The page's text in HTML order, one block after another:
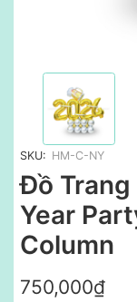
SKU: HM-C-NY
Đồ Trang
Year
Column
750,000₫